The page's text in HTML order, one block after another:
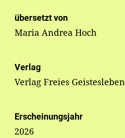
übersetzt von
Maria Andrea Hoch
Verlag
Verlag Freies Geistesleben
Erscheinungsjahr
2026